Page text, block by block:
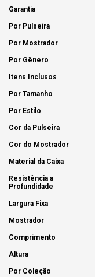
Garantia
Por Pulseira
Por Mostrador
Por Gênero
Itens Inclusos
Por Tamanho
Por Estilo
Cor da Pulseira
Cor do Mostrador
Material da Caixa
Resistência a
Profundidade
Largura Fixa
Mostrador
Comprimento
Altura
Por Coleção